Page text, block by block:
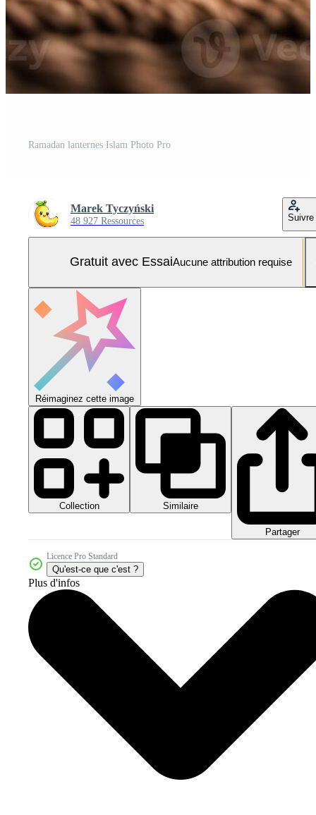
Ramadan lanternes Islam Photo Pro
Marek Tyczyński
48 927 Ressources Suivre
Gratuit avec EssaiAucune attribution requise
Réimaginez cette image
Collection Similaire
Partager
Licence Pro Standard
Qu'est-ce que c'est ?
Plus d'infos